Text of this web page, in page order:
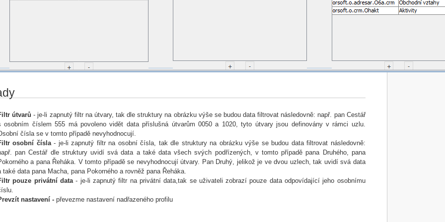
útvarů - je-li zapnutý filtr na útvary, tak dle struktury na obrázku výše se budou data filtrovat následovně: např. pan Cestář
osobním číslem 555 má povoleno vidět data příslušná útvarům 0050 a 1020, tyto útvary jsou definovány v rámci uzlu.
čísla se v tomto případě nevyhodnocují.
osobní čísla- je-li zapnutý filtr na osobní čísla, tak dle struktury na obrázku výše se budou data filtrovat následovně:
pan Cestář dle struktury uvidí svá data a také data všech svých podřízených, v tomto případě pana Druhého, pana
a pana Řeháka. V tomto případě se nevyhodnocují útvary. Pan Druhý, jelikož je ve dvou uzlech, tak uvidí svá data
také data pana Macha, pana Pokorného a rovněž pana Řeháka.
pouze privátní data- je-li zapnutý filtr na privátní data,tak se uživateli zobrazí pouze data odpovídající jeho osobnímu
nastavení -převezme nastavení nadřazeného profilu